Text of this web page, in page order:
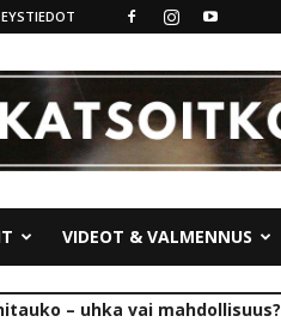
VIDEOT & VALMENNUS
– uhka vai mahdollisuus?